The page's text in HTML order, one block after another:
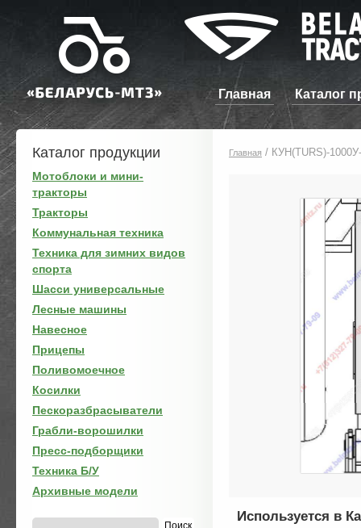
Главная Каталог
Каталог продукции
Мотоблоки и мини-
тракторы
Тракторы
Коммунальная техника
Техника для зимних видов
спорта
Шасси универсальные
Лесные машины
Навесное
Прицепы
Поливомоечное
Косилки
Пескоразбрасыватели
Грабли-ворошилки
Пресс-подборщики
Техника Б/У
Архивные модели
Главная / КУН(TURS)-
Используется в